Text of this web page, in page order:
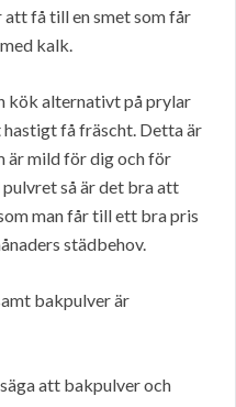
få till en smet som får
kalk.
kök alternativt på prylar
få fräscht. Detta är
är mild för dig och för
så är det bra att
man får till ett bra pris
städbehov.
bakpulver är
att bakpulver och